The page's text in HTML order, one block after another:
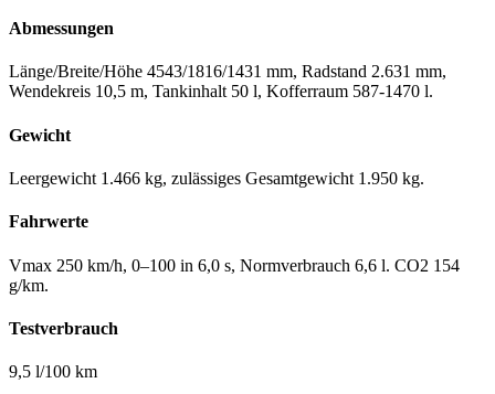
Abmessungen
Länge/Breite/Höhe 4543/1816/1431 mm, Radstand 2.631 mm,
Wendekreis 10,5 m, Tankinhalt 50 l, Kofferraum 587-1470 l.
Gewicht
Leergewicht 1.466 kg, zulässiges Gesamtgewicht 1.950 kg.
Fahrwerte
Vmax 250 km/h, 0–100 in 6,0 s, Normverbrauch 6,6 l. CO2 154
g/km.
Testverbrauch
9,5 l/100 km